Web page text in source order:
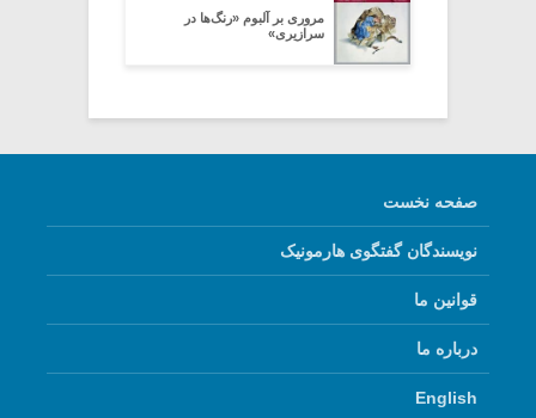
مروری بر آلبوم «رنگ‌ها در
سرازیری»
صفحه نخست
نویسندگان گفتگوی هارمونیک
قوانین ما
درباره ما
English